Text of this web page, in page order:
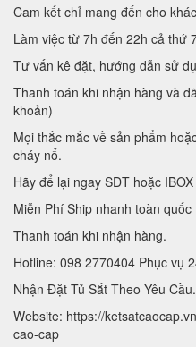
Cam kết chỉ mang đến cho
Làm việc từ 7h đến 22h cả thứ
Tư vấn kê đặt, hướng dẫn sử
Thanh toán khi nhận hàng và
khoản)
Mọi thắc mắc về sản phẩm
cháy nổ.
Hãy để lại ngay SĐT hoặc
Miễn Phí Ship nhanh toàn quốc
Thanh toán khi nhận hàng.
Hotline: 098 2770404 Phục vụ
Nhận Đặt Tủ Sắt Theo Yêu Cầu.
Website: https://
cao-cap